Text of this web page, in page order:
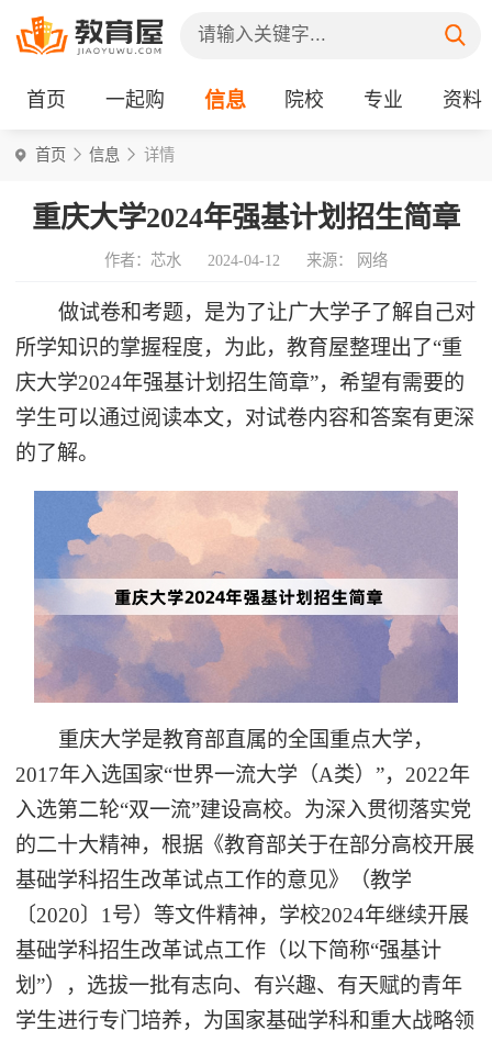
首页 一起购 信息 院校 专业 资料
首页 信息 详情
重庆大学2024年强基计划招生简章
作者：芯水 2024-04-12 来源： 网络
做试卷和考题，是为了让广大学子了解自己对
所学知识的掌握程度，为此，教育屋整理出了“重
庆大学2024年强基计划招生简章”，希望有需要的
学生可以通过阅读本文，对试卷内容和答案有更深
的了解。
重庆大学是教育部直属的全国重点大学，
2017年入选国家“世界一流大学（A类）”，2022年
入选第二轮“双一流”建设高校。为深入贯彻落实党
的二十大精神，根据《教育部关于在部分高校开展
基础学科招生改革试点工作的意见》（教学
〔2020〕1号）等文件精神，学校2024年继续开展
基础学科招生改革试点工作（以下简称“强基计
划”），选拔一批有志向、有兴趣、有天赋的青年
学生进行专门培养，为国家基础学科和重大战略领